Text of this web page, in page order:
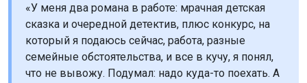
«У меня два романа в работе: мрачная детская
сказка и очередной детектив, плюс конкурс, на
который я подаюсь сейчас, работа, разные
семейные обстоятельства, и все в кучу, я понял,
что не вывожу. Подумал: надо куда-то поехать. А